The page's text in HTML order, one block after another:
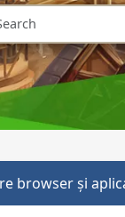
browser și